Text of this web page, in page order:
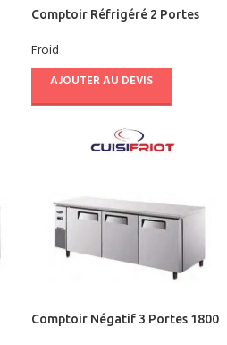
Comptoir Réfrigéré 2 Portes
Froid
AJOUTER AU DEVIS
Comptoir Négatif 3 Portes 1800